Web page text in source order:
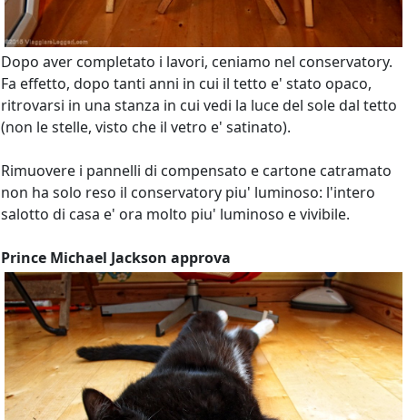
Dopo aver completato i lavori, ceniamo nel conservatory.
Fa effetto, dopo tanti anni in cui il tetto e' stato opaco,
ritrovarsi in una stanza in cui vedi la luce del sole dal tetto
(non le stelle, visto che il vetro e' satinato).
Rimuovere i pannelli di compensato e cartone catramato
non ha solo reso il conservatory piu' luminoso: l'intero
salotto di casa e' ora molto piu' luminoso e vivibile.
Prince Michael Jackson approva